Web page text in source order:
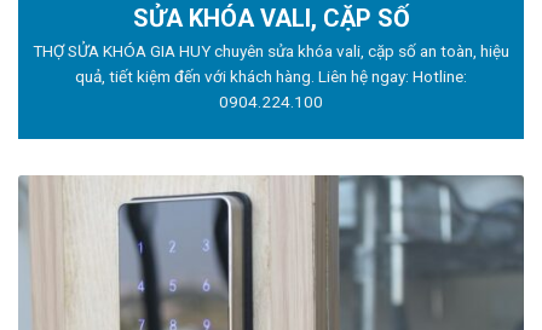
SỬA KHÓA VALI, CẶP SỐ
THỢ SỬA KHÓA GIA HUY chuyên sửa khóa vali, cặp số an toàn, hiệu
quả, tiết kiệm đến với khách hàng. Liên hệ ngay: Hotline:
0904.224.100